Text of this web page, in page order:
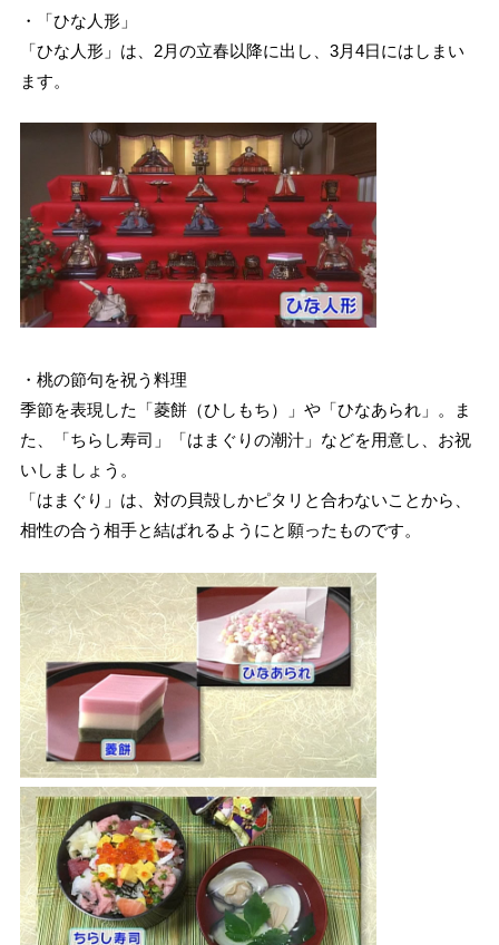
・「ひな人形」
「ひな人形」は、2月の立春以降に出し、3月4日にはしまい
ます。
・桃の節句を祝う料理
季節を表現した「菱餅（ひしもち）」や「ひなあられ」。ま
た、「ちらし寿司」「はまぐりの潮汁」などを用意し、お祝
いしましょう。
「はまぐり」は、対の貝殻しかピタリと合わないことから、
相性の合う相手と結ばれるようにと願ったものです。